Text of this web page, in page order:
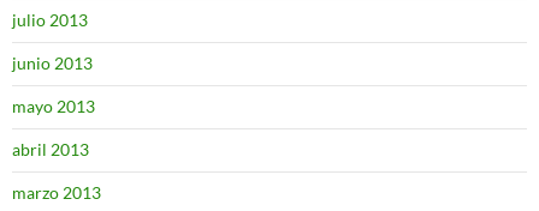
julio 2013
junio 2013
mayo 2013
abril 2013
marzo 2013